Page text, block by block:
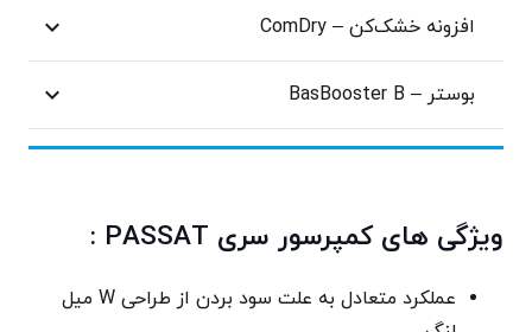
افزونه خشک‌کن – ComDry
بوستر – BasBooster B
ویژگی های کمپرسور سری PASSAT :
عملکرد متعادل به علت سود بردن از طراحی W میل